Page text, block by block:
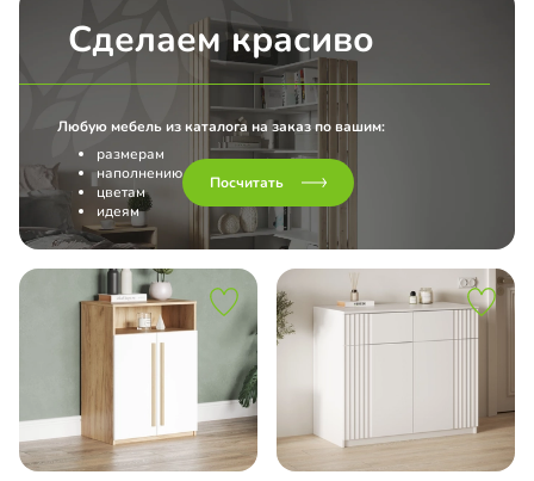
Сделаем красиво
Любую мебель из каталога на заказ по вашим:
размерам
наполнению
цветам
идеям
Посчитать